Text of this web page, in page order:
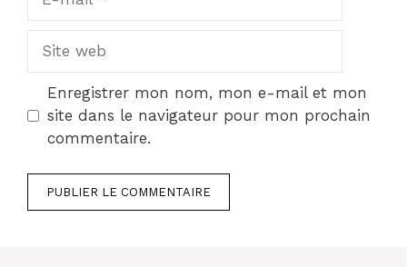
Site
Enregistrer mon nom, mon e-mail et mon
site dans le navigateur pour mon prochain
commentaire.